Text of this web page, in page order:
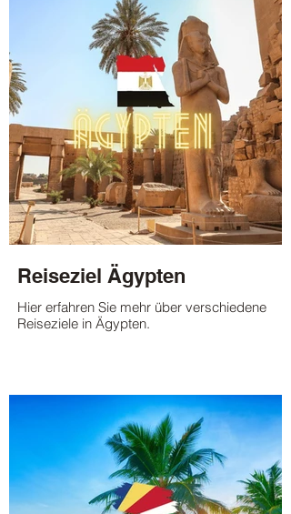
Reiseziel Ägypten
Hier erfahren Sie mehr über verschiedene
Reiseziele in Ägypten.